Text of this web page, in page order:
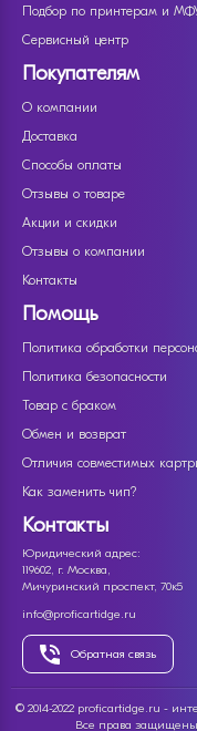
Подбор по принтерам и
Сервисный центр
Покупателям
О компании
Доставка
Способы оплаты
Отзывы о товаре
Акции и скидки
Отзывы о компании
Контакты
Помощь
Политика обработки
Политика безопасности
Товар с браком
Обмен и возврат
Отличия совместимых
Как заменить чип?
Контакты
Юридический адрес:
119602, г. Москва,
Мичуринский проспект, 70к5
info@proficartidge.ru
Обратная связь
© 2014-2022 proficartidge.ru -
Все права защищены.